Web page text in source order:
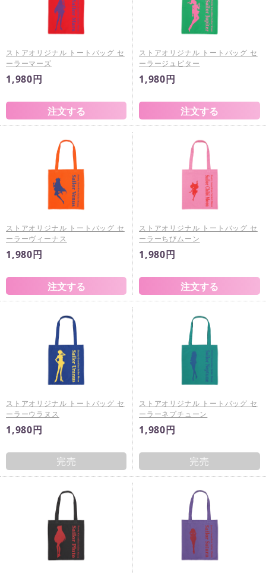
ストアオリジナル トートバッグ セ
ーラーマーズ
1,980円
ストアオリジナル トートバッグ セ
ーラージュピター
1,980円
ストアオリジナル トートバッグ セ
ーラーヴィーナス
1,980円
ストアオリジナル トートバッグ セ
ーラーちびムーン
1,980円
ストアオリジナル トートバッグ セ
ーラーウラヌス
1,980円
完売
ストアオリジナル トートバッグ セ
ーラーネプチューン
1,980円
完売